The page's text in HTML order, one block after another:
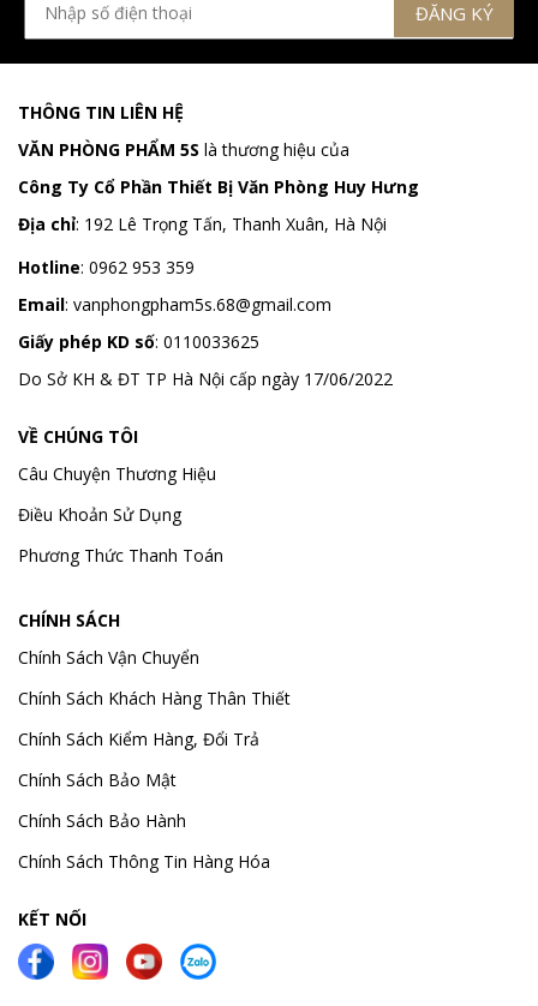
THÔNG TIN LIÊN HỆ
VĂN PHÒNG PHẨM 5S là thương hiệu của
Công Ty Cổ Phần Thiết Bị Văn Phòng Huy Hưng
Địa chỉ: 192 Lê Trọng Tấn, Thanh Xuân, Hà Nội
Hotline: 0962 953 359
Email: vanphongpham5s.68@gmail.com
Giấy phép KD số: 0110033625
Do Sở KH & ĐT TP Hà Nội cấp ngày 17/06/2022
VỀ CHÚNG TÔI
Câu Chuyện Thương Hiệu
Điều Khoản Sử Dụng
Phương Thức Thanh Toán
CHÍNH SÁCH
Chính Sách Vận Chuyển
Chính Sách Khách Hàng Thân Thiết
Chính Sách Kiểm Hàng, Đổi Trả
Chính Sách Bảo Mật
Chính Sách Bảo Hành
Chính Sách Thông Tin Hàng Hóa
KẾT NỐI